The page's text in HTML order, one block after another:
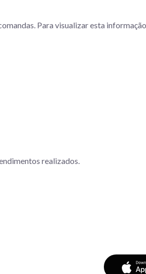
Para visualizar esta
realizados.